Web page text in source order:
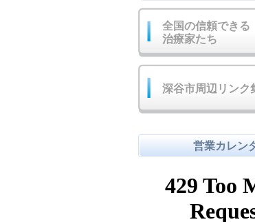
全国の信頼できる
治療家たち
深谷市周辺リンク
営業カレン